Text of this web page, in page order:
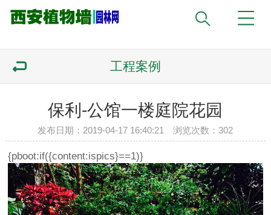
工程案例
保利-公馆一楼庭院花园
发布日期：2019-04-17 16:40:21 浏览次数：302
{pboot:if({content:ispics}==1)}